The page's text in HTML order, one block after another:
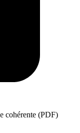
cohérente (PDF)